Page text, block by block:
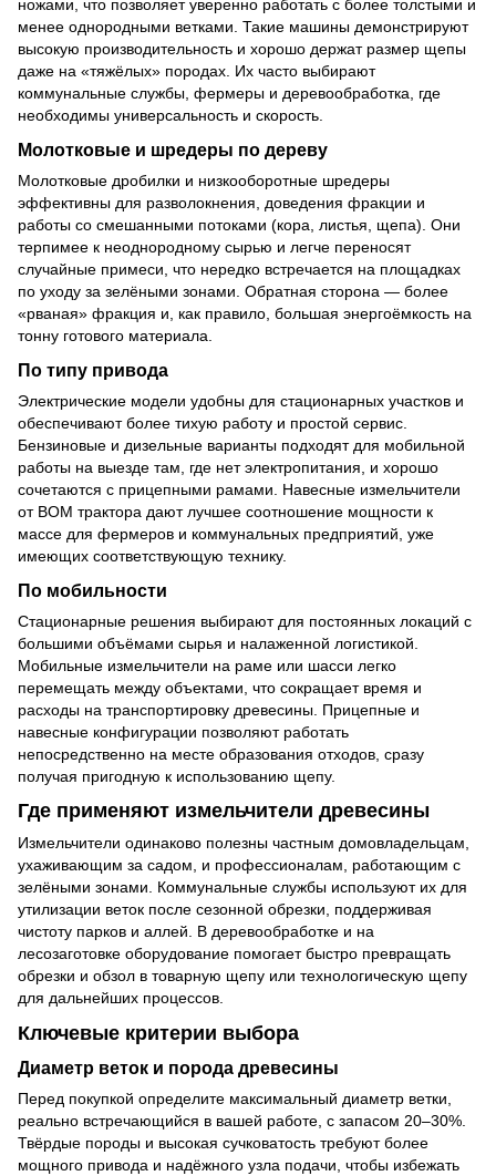
ножами, что позволяет уверенно работать с более толстыми и
менее однородными ветками. Такие машины демонстрируют
высокую производительность и хорошо держат размер щепы
даже на «тяжёлых» породах. Их часто выбирают
коммунальные службы, фермеры и деревообработка, где
необходимы универсальность и скорость.
Молотковые и шредеры по дереву
Молотковые дробилки и низкооборотные шредеры
эффективны для разволокнения, доведения фракции и
работы со смешанными потоками (кора, листья, щепа). Они
терпимее к неоднородному сырью и легче переносят
случайные примеси, что нередко встречается на площадках
по уходу за зелёными зонами. Обратная сторона — более
«рваная» фракция и, как правило, большая энергоёмкость на
тонну готового материала.
По типу привода
Электрические модели удобны для стационарных участков и
обеспечивают более тихую работу и простой сервис.
Бензиновые и дизельные варианты подходят для мобильной
работы на выезде там, где нет электропитания, и хорошо
сочетаются с прицепными рамами. Навесные измельчители
от ВОМ трактора дают лучшее соотношение мощности к
массе для фермеров и коммунальных предприятий, уже
имеющих соответствующую технику.
По мобильности
Стационарные решения выбирают для постоянных локаций с
большими объёмами сырья и налаженной логистикой.
Мобильные измельчители на раме или шасси легко
перемещать между объектами, что сокращает время и
расходы на транспортировку древесины. Прицепные и
навесные конфигурации позволяют работать
непосредственно на месте образования отходов, сразу
получая пригодную к использованию щепу.
Где применяют измельчители древесины
Измельчители одинаково полезны частным домовладельцам,
ухаживающим за садом, и профессионалам, работающим с
зелёными зонами. Коммунальные службы используют их для
утилизации веток после сезонной обрезки, поддерживая
чистоту парков и аллей. В деревообработке и на
лесозаготовке оборудование помогает быстро превращать
обрезки и обзол в товарную щепу или технологическую щепу
для дальнейших процессов.
Ключевые критерии выбора
Диаметр веток и порода древесины
Перед покупкой определите максимальный диаметр ветки,
реально встречающийся в вашей работе, с запасом 20–30%.
Твёрдые породы и высокая сучковатость требуют более
мощного привода и надёжного узла подачи, чтобы избежать